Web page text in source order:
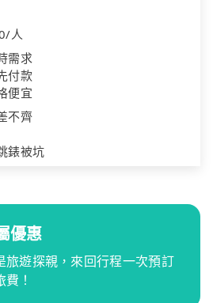
人
需求
付款
便宜
不齊
錶被坑
優惠
旅遊探親，來回行程一次預訂
！